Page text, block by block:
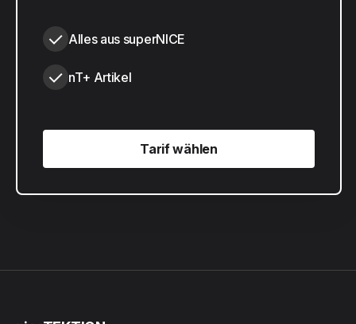
Alles aus superNICE
nT+ Artikel
Tarif wählen
Tarif wählen